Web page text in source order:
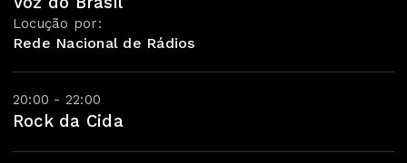
Locução por:
Rede Nacional de Rádios
20:00 - 22:00
Rock da Cida